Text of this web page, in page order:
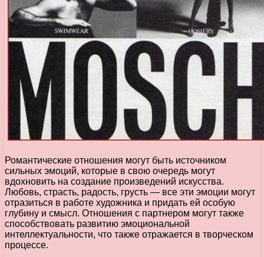
Романтические отношения могут быть источником
сильных эмоций, которые в свою очередь могут
вдохновить на создание произведений искусства.
Любовь, страсть, радость, грусть — все эти эмоции могут
отразиться в работе художника и придать ей особую
глубину и смысл. Отношения с партнером могут также
способствовать развитию эмоциональной
интеллектуальности, что также отражается в творческом
процессе.